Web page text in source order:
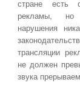
стране есть
рекламы, но
нарушения
трансляции
не должен
звука